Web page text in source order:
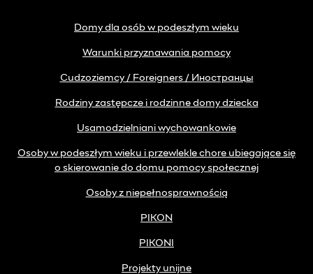
Domy dla osób w podeszłym wieku
Warunki przyznawania pomocy
Cudzoziemcy / Foreigners / Иностранцы
Rodziny zastępcze i rodzinne domy dziecka
Usamodzielniani wychowankowie
Osoby w podeszłym wieku i przewlekle chore ubiegające się
o skierowanie do domu pomocy społecznej
Osoby z niepełnosprawnością
PIKON
PIKONI
Projekty unijne